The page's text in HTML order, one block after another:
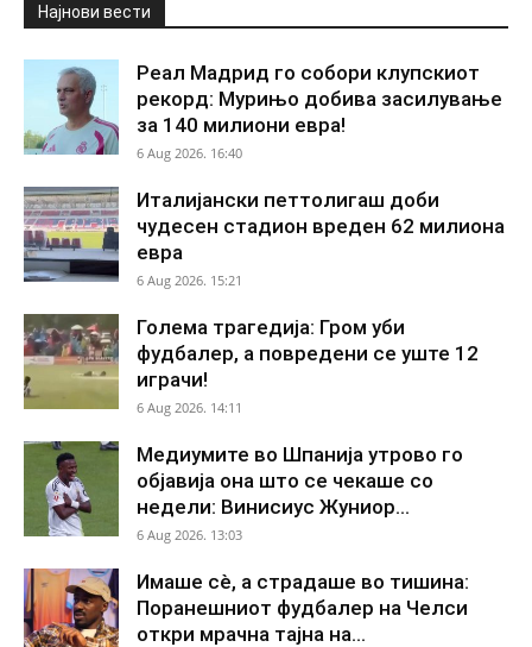
Најнови вести
Реал Мадрид го собори клупскиот
рекорд: Мурињо добива засилување
за 140 милиони евра!
6 Aug 2026. 16:40
Италијански петтолигаш доби
чудесен стадион вреден 62 милиона
евра
6 Aug 2026. 15:21
Голема трагедија: Гром уби
фудбалер, а повредени се уште 12
играчи!
6 Aug 2026. 14:11
Медиумите во Шпанија утрово го
објавија она што се чекаше со
недели: Винисиус Жуниор...
6 Aug 2026. 13:03
Имаше сè, а страдаше во тишина:
Поранешниот фудбалер на Челси
откри мрачна тајна на...